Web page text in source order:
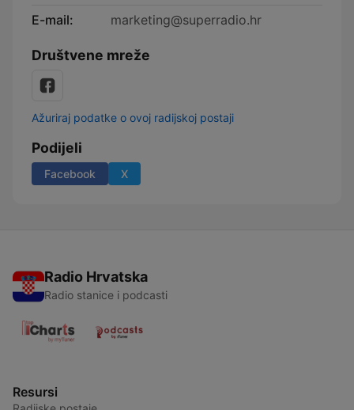
E-mail:
marketing@superradio.hr
Društvene mreže
Ažuriraj podatke o ovoj radijskoj postaji
Podijeli
Facebook X
Radio Hrvatska
Radio stanice i podcasti
Resursi